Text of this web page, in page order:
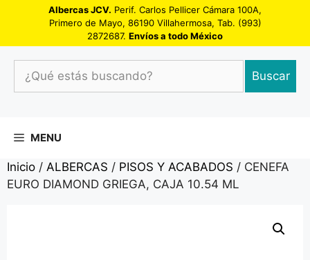
Albercas JCV. Perif. Carlos Pellicer Cámara 100A,
Primero de Mayo, 86190 Villahermosa, Tab. (993)
2872687. Envíos a todo México
¿Qué
estás
Buscar
MENU
Inicio / ALBERCAS / PISOS Y ACABADOS / CENEFA
EURO DIAMOND GRIEGA, CAJA 10.54 ML